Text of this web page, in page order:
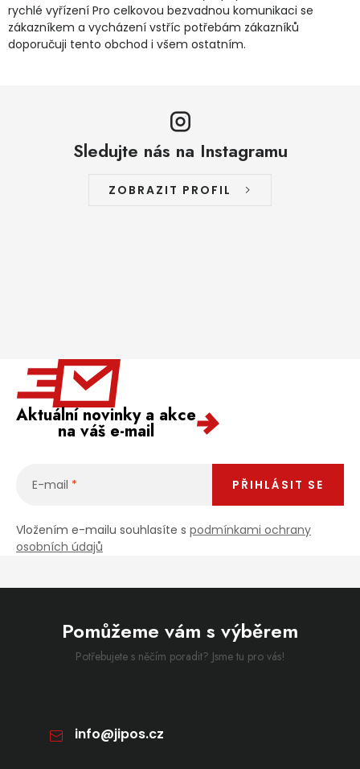
rychlé vyřízení Pro celkovou bezvadnou komunikaci se
zákazníkem a vycházení vstříc potřebám zákazníků
doporučuji tento obchod i všem ostatním.
Sledujte nás na Instagramu
ZOBRAZIT PROFIL
Aktuální novinky a akce
na váš e-mail
E-mail
Vložením e-mailu souhlasíte s podmínkami ochrany
osobních údajů
PŘIHLÁSIT SE
Pomůžeme vám s výběrem
Potřebujete s něčím poradit? Jsme tu pro vás!
info@jipos.cz